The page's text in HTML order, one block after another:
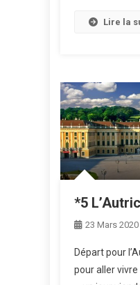
Lire la
*5
23 Mars 2020
Départ pour
pour aller